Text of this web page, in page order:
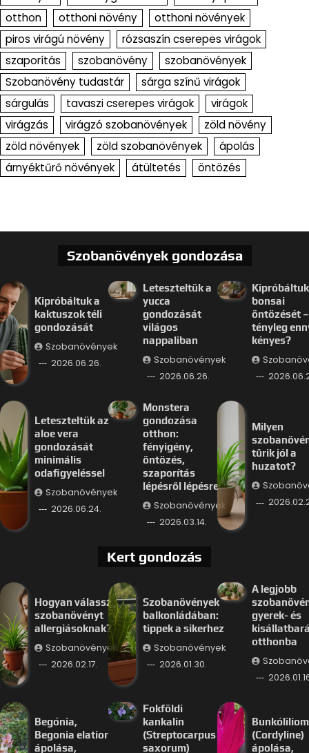
otthon
otthoni növény
otthoni növények
piros virágú növény
rózsaszín cserepes virágok
szaporítás
szobanövény
szobanövények
Szobanövény tudastár
sárga színű virágok
sárgulás
tavaszi cserepes virágok
virágok
virágzás
virágzó szobanövények
zöld növény
zöld növények
zöld szobanövények
ápolás
árnyéktűrő növények
átültetés öntözés
Szobanövények gondozása
Kipróbáltuk a
kaktuszok téli
gondozását
Szobanövények
2026.06.26.
Leteszteltük a
yucca
gondozását
világos
nappaliban
Szobanövények
2026.06.26.
bonsai
öntözését –
tényleg
kényes?
Leteszteltük az
aloe vera
gondozását
minimális
odafigyeléssel
Szobanövények
2026.06.24.
Monstera
gondozása
otthon:
fényigény,
öntözés,
szaporítás
lépésről lépésre
Szobanövények
2026.03.14.
Milyen
tűrik jól a
huzatot?
Kert gondozás
Hogyan válassz
szobanövényt
allergiásoknak?
Szobanövények
2026.02.17.
Szobanövények
balkonládában:
tippek a sikerhez
Szobanövények
2026.01.30.
A legjobb
gyerek- és
otthonba
Begónia,
Begonia elatior
ápolása,
Fokföldi
kankalin
(Streptocarpus
saxorum)
Bunkóliliom
(Cordyline)
ápolása,